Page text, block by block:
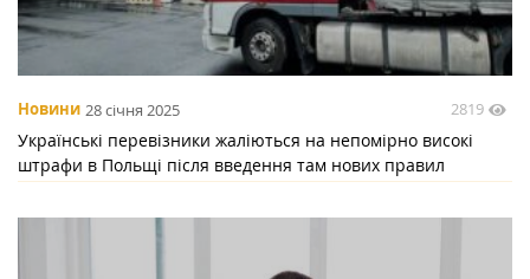
Новини 28 січня 2025 2819
Українські перевізники жаліються на непомірно високі
штрафи в Польщі після введення там нових правил